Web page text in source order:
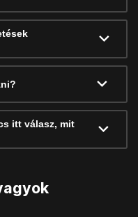
itt válasz, mit